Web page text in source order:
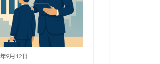
9月12日